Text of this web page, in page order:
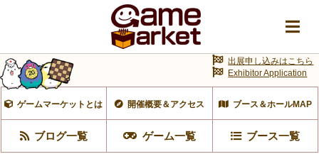
ゲームマーケットとは 開催概要＆アクセス ブース＆ホールMAP
ブログ一覧 ゲーム一覧 ブース一覧
出展申し込みはこちら
Exhibitor Application